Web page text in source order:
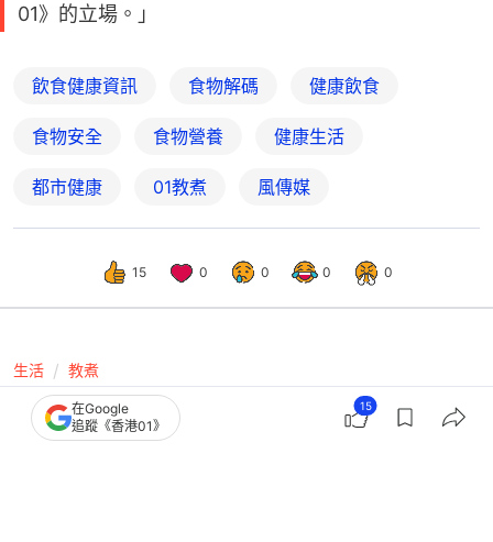
01》的立場。」
飲食健康資訊 食物解碼 健康飲食
食物安全 食物營養 健康生活
都市健康 01教煮 風傳媒
15 0 0 0 0
生活 教煮
79歲翁吃過期急凍肉腦膜炎險喪命！醫
揭不同肉保存期雞肉可雪1年?
在Google
追蹤《香港01》
15